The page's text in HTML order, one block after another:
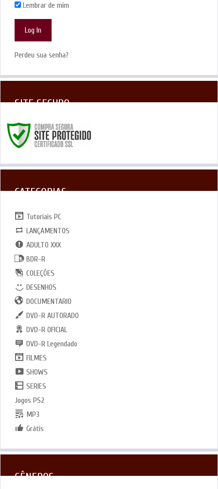
Lembrar de mim
Perdeu sua senha?
SITE SEGURO
CATEGORIAS
Tutoriais PC
LANÇAMENTOS
ADULTO XXX
BDR-R
COLEÇÕES
DESENHOS
DOCUMENTARIO
DVD-R AUTORADO
DVD-R OFICIAL
DVD-R Legendado
FILMES
SHOWS
SERIES
Jogos PS2
MP3
Grátis
GÊNEROS